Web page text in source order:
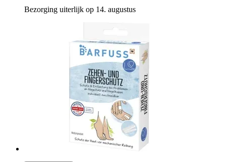
Bezorging uiterlijk op 14. augustus